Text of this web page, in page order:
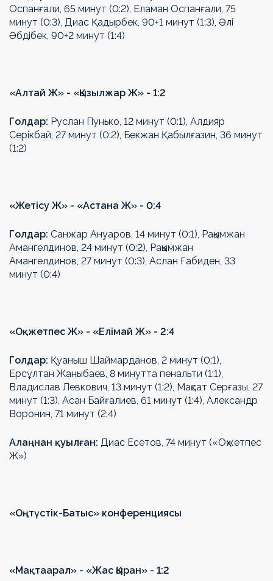
Оспанғали, 65 минут (0:2), Еламан Оспанғали, 75
минут (0:3), Диас Қадырбек, 90+1 минут (1:3), Әлі
Әбдібек, 90+2 минут (1:4)
«Алтай Ж» - «Қызылжар Ж» - 1:2
Голдар: Руслан Пунько, 12 минут (0:1), Алдияр
Серікбай, 27 минут (0:2), Бекжан Қабылғазин, 36 минут
(1:2)
«Жетісу Ж» - «Астана Ж» - 0:4
Голдар: Санжар Ануаров, 14 минут (0:1), Рақымжан
Амангелдинов, 24 минут (0:2), Рақымжан
Амангелдинов, 27 минут (0:3), Аслан Ғабиден, 33
минут (0:4)
«Оқжетпес Ж» - «Елімай Ж» - 2:4
Голдар: Қуаныш Шаймaрдaнов, 2 минут (0:1),
Ерсұлтан Жаныбаев, 8 минутта пенальти (1:1),
Владислав Левкович, 13 минут (1:2), Мақсат Серғазы, 27
минут (1:3), Асан Байғалиев, 61 минут (1:4), Александр
Воронин, 71 минут (2:4)
Алаңнан қуылған: Диас Есетов, 74 минут («Оқжетпес
Ж»)
«Оңтүстік-Батыс» конференциясы
«Мақтаарал» - «Жас Қыран» - 1:2